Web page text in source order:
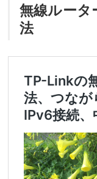
無線ルータ
法